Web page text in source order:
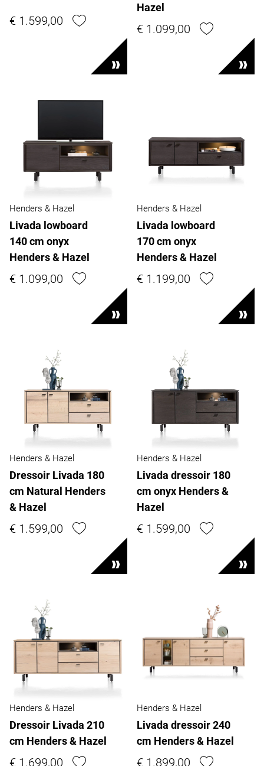
€ 1.599,00
Hazel
€ 1.099,00
Henders & Hazel
Livada lowboard
140 cm onyx
Henders & Hazel
€ 1.099,00
Henders & Hazel
Livada lowboard
170 cm onyx
Henders & Hazel
€ 1.199,00
Henders & Hazel
Dressoir Livada 180
cm Natural Henders
& Hazel
€ 1.599,00
Henders & Hazel
Livada dressoir 180
cm onyx Henders &
Hazel
€ 1.599,00
Henders & Hazel
Dressoir Livada 210
cm Henders & Hazel
€ 1.699,00
Henders & Hazel
Livada dressoir 240
cm Henders & Hazel
€ 1.899,00